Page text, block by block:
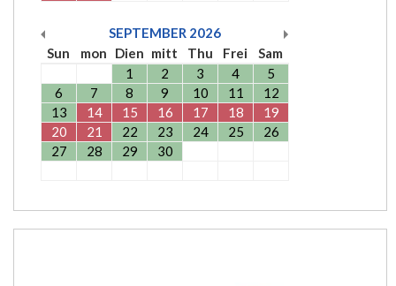
SEPTEMBER 2026
Sun
mon Dien mitt Thu Frei
Sam
1
2 3 4
5
6
7 8 9 10 11
12
13
14 15 16 17 18
19
20
21 22 23 24 25
26
27
28 29 30